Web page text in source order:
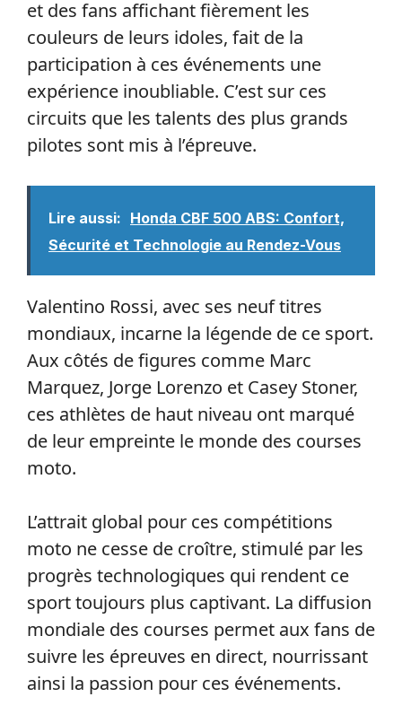
et des fans affichant fièrement les
couleurs de leurs idoles, fait de la
participation à ces événements une
expérience inoubliable. C’est sur ces
circuits que les talents des plus grands
pilotes sont mis à l’épreuve.
Lire aussi: Honda CBF 500 ABS: Confort,
Sécurité et Technologie au Rendez-Vous
Valentino Rossi, avec ses neuf titres
mondiaux, incarne la légende de ce sport.
Aux côtés de figures comme Marc
Marquez, Jorge Lorenzo et Casey Stoner,
ces athlètes de haut niveau ont marqué
de leur empreinte le monde des courses
moto.
L’attrait global pour ces compétitions
moto ne cesse de croître, stimulé par les
progrès technologiques qui rendent ce
sport toujours plus captivant. La diffusion
mondiale des courses permet aux fans de
suivre les épreuves en direct, nourrissant
ainsi la passion pour ces événements.